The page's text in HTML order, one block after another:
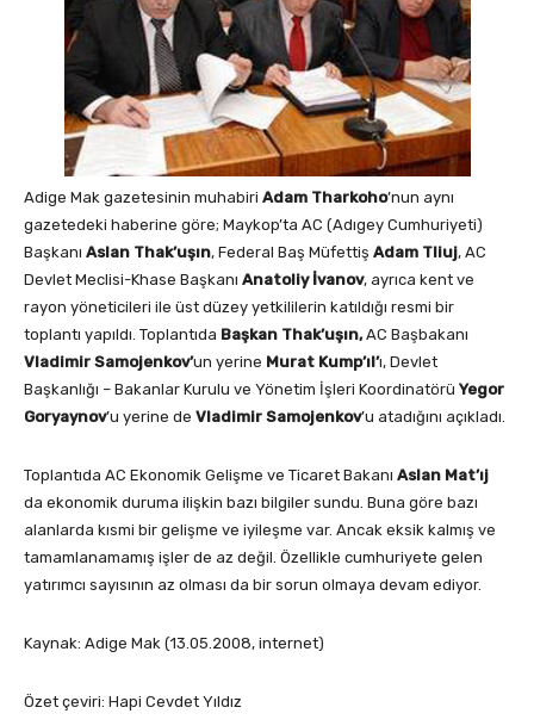
Adige Mak gazetesinin muhabiri Adam Tharkoho’nun aynı
gazetedeki haberine göre; Maykop’ta AC (Adıgey Cumhuriyeti)
Başkanı Aslan Thak’uşın, Federal Baş Müfettiş Adam Tliuj, AC
Devlet Meclisi-Khase Başkanı Anatoliy İvanov, ayrıca kent ve
rayon yöneticileri ile üst düzey yetkililerin katıldığı resmi bir
toplantı yapıldı. Toplantıda Başkan Thak’uşın,AC Başbakanı
Vladimir Samojenkov’un yerine Murat Kump’ıl’ı, Devlet
Başkanlığı – Bakanlar Kurulu ve Yönetim İşleri Koordinatörü Yegor
Goryaynov’u yerine de Vladimir Samojenkov’u atadığını açıkladı.
Toplantıda AC Ekonomik Gelişme ve Ticaret Bakanı Aslan Mat’ıj
da ekonomik duruma ilişkin bazı bilgiler sundu. Buna göre bazı
alanlarda kısmi bir gelişme ve iyileşme var. Ancak eksik kalmış ve
tamamlanamamış işler de az değil. Özellikle cumhuriyete gelen
yatırımcı sayısının az olması da bir sorun olmaya devam ediyor.
Kaynak: Adige Mak (13.05.2008, internet)
Özet çeviri: Hapi Cevdet Yıldız